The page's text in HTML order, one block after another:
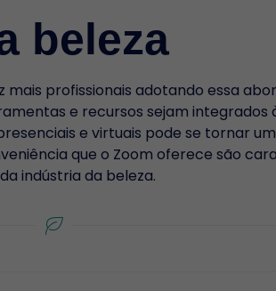
beleza
profissionais adotando essa
e recursos sejam
e virtuais pode se tornar
que o Zoom oferece são
indústria da beleza.